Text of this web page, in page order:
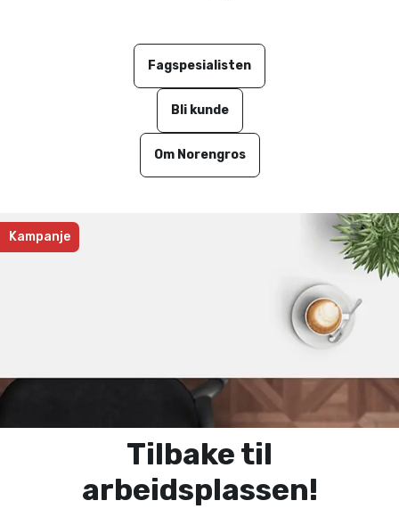
Fagspesialisten
Bli kunde
Om Norengros
Kampanje
Tilbake til
arbeidsplassen!